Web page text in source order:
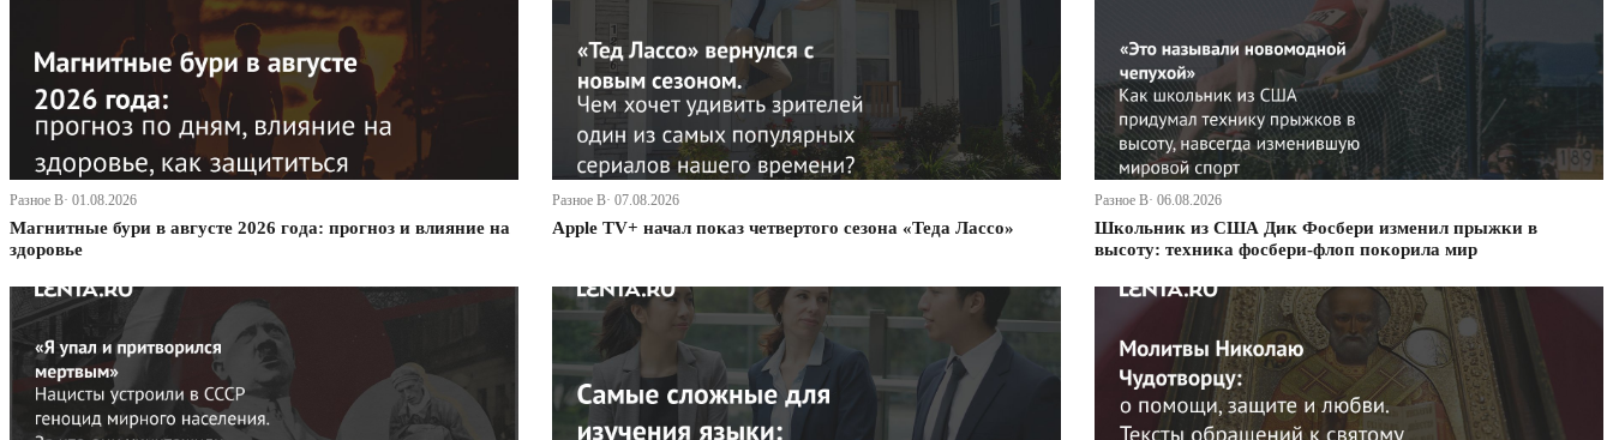
Разное В· 01.08.2026
Магнитные бури в августе 2026 года: прогноз и влияние на
здоровье
Разное В· 07.08.2026
Apple TV+ начал показ четвертого сезона «Теда Лассо»
Разное В· 06.08.2026
Школьник из США Дик Фосбери изменил прыжки в
высоту: техника фосбери-флоп покорила мир